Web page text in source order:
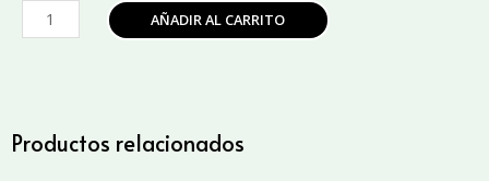
´adore
cantidad
AÑADIR AL CARRITO
Productos relacionados